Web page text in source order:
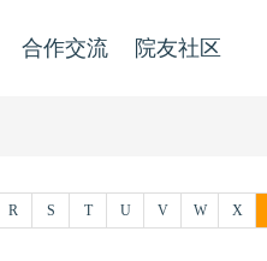
合作交流 院友社区
R S T U V W X